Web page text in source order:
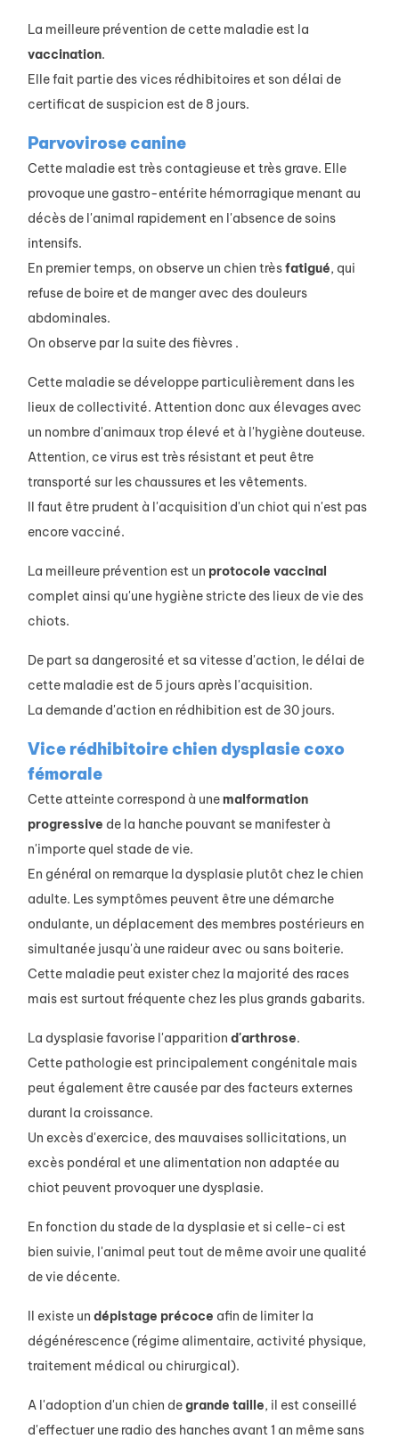
La meilleure prévention de cette maladie est la
vaccination.
Elle fait partie des vices rédhibitoires et son délai de
certificat de suspicion est de 8 jours.
Parvovirose canine
Cette maladie est très contagieuse et très grave. Elle
provoque une gastro-entérite hémorragique menant au
décès de l'animal rapidement en l'absence de soins
intensifs.
En premier temps, on observe un chien trèsfatigué, qui
refuse de boire et de manger avec des douleurs
abdominales.
On observe par la suite des fièvres .
Cette maladie se développe particulièrement dans les
lieux de collectivité. Attention donc aux élevages avec
un nombre d'animaux trop élevé et à l'hygiène douteuse.
Attention, ce virus est très résistant et peut être
transporté sur les chaussures et les vêtements.
Il faut être prudent à l'acquisition d'un chiot qui n'est pas
encore vacciné.
La meilleure prévention est un protocole vaccinal
complet ainsi qu'une hygiène stricte des lieux de vie des
chiots.
De part sa dangerosité et sa vitesse d'action, le délai de
cette maladie est de 5 jours après l'acquisition.
La demande d'action en rédhibition est de 30 jours.
Vice rédhibitoire chien dysplasie coxo
fémorale
Cette atteinte correspond à unemalformation
progressive de la hanche pouvant se manifester à
n'importe quel stade de vie.
En général on remarque la dysplasie plutôt chez le chien
adulte. Les symptômes peuvent être une démarche
ondulante, un déplacement des membres postérieurs en
simultanée jusqu'à une raideur avec ou sans boiterie.
Cette maladie peut exister chez la majorité des races
mais est surtout fréquente chez les plus grands gabarits.
La dysplasie favorise l'apparition d'arthrose.
Cette pathologie est principalement congénitale mais
peut également être causée par des facteurs externes
durant la croissance.
Un excès d'exercice, des mauvaises sollicitations, un
excès pondéral et une alimentation non adaptée au
chiot peuvent provoquer une dysplasie.
En fonction du stade de la dysplasie et si celle-ci est
bien suivie, l'animal peut tout de même avoir une qualité
de vie décente.
Il existe un dépistage précoce afin de limiter la
dégénérescence (régime alimentaire, activité physique,
traitement médical ou chirurgical).
A l'adoption d'un chien degrande taille, il est conseillé
d'effectuer une radio des hanches avant 1 an même sans